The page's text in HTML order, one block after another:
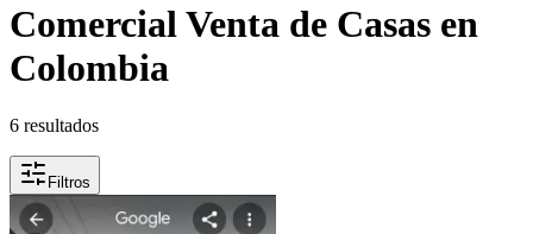
Comercial Venta de Casas en
Colombia
6 resultados
Filtros